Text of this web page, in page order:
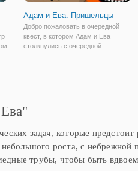
Адам и Ева: Пришельцы
Добро пожаловать в очередной
квест, в котором Адам и Ева
столкнулись с очередной
задач, которые
роста, с небрежной
трубы, чтобы быть